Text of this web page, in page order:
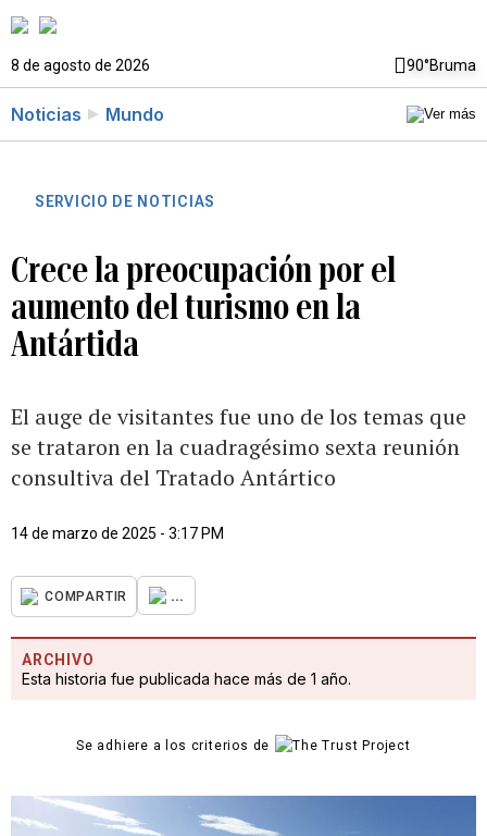
8 de agosto de 2026 90°Bruma
Noticias Mundo
SERVICIO DE NOTICIAS
Crece la preocupación por el
aumento del turismo en la
Antártida
El auge de visitantes fue uno de los temas que
se trataron en la cuadragésimo sexta reunión
consultiva del Tratado Antártico
14 de marzo de 2025 - 3:17 PM
COMPARTIR ...
ARCHIVO
Esta historia fue publicada hace más de 1 año.
Se adhiere a los criterios de